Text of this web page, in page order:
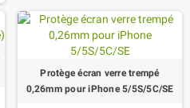
Protège écran verre trempé
0,26mm pour iPhone 5/5S/5C/SE